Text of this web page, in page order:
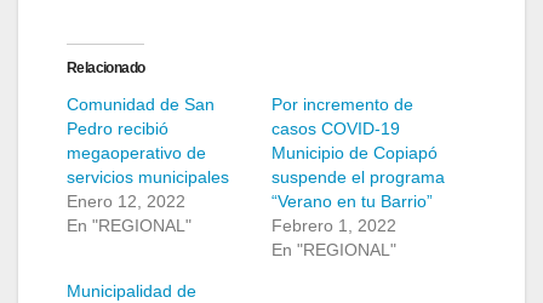
Relacionado
Comunidad de San
Pedro recibió
megaoperativo de
servicios municipales
Enero 12, 2022
En "REGIONAL"
Por incremento de
casos COVID-19
Municipio de Copiapó
suspende el programa
“Verano en tu Barrio”
Febrero 1, 2022
En "REGIONAL"
Municipalidad de